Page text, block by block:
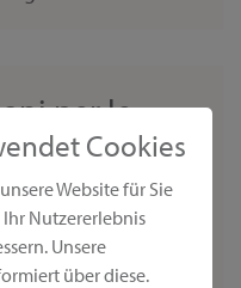
Cookies
Website für Sie
Nutzererlebnis
Unsere
über diese.
per le
esterneEstate
già trascorri la
in giardino, la